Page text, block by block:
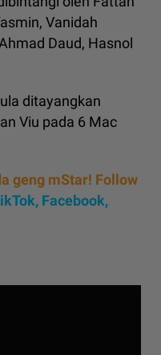
Vanidah
Daud, Hasnol
ditayangkan
Viu pada 6 Mac
geng mStar! Follow
Facebook,